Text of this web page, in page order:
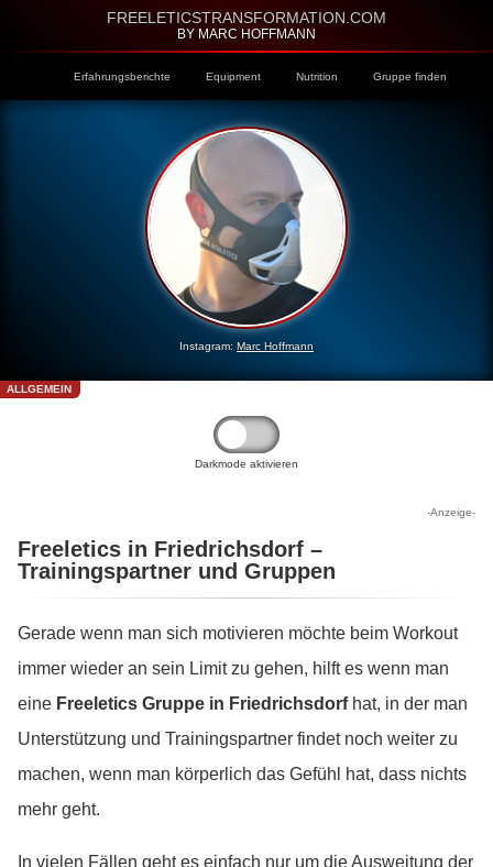
FREELETICSTRANSFORMATION.COM
BY MARC HOFFMANN
Erfahrungsberichte Equipment Nutrition Gruppe finden
Instagram: Marc Hoffmann
ALLGEMEIN
Darkmode aktivieren
-Anzeige-
Freeletics in Friedrichsdorf –
Trainingspartner und Gruppen
Gerade wenn man sich motivieren möchte beim Workout
immer wieder an sein Limit zu gehen, hilft es wenn man
eine Freeletics Gruppe in Friedrichsdorfhat, in der man
Unterstützung und Trainingspartner findet noch weiter zu
machen, wenn man körperlich das Gefühl hat, dass nichts
mehr geht.
In vielen Fällen geht es einfach nur um die Ausweitung der